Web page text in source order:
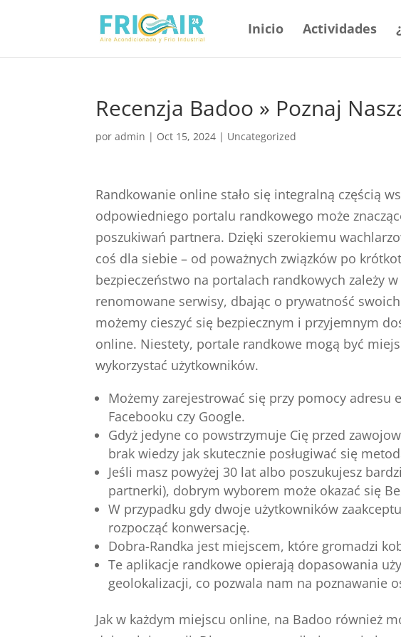
Inicio Actividades
Recenzja Badoo » Poznaj
poradmin | Oct 15, 2024 | Uncategorized
Randkowanie online stało się integralną częścią
odpowiedniego portalu randkowego może
poszukiwań partnera. Dzięki szerokiemu
coś dla siebie – od poważnych związków po
bezpieczeństwo na portalach randkowych zależy
renomowane serwisy, dbając o prywatność
możemy cieszyć się bezpiecznym i przyjemnym
online. Niestety, portale randkowe mogą być
wykorzystać użytkowników.
Możemy zarejestrować się przy pomocy
Facebooku czy Google.
Gdyż jedyne co powstrzymuje Cię przed
brak wiedzy jak skutecznie posługiwać się
Jeśli masz powyżej 30 lat albo poszukujesz
partnerki), dobrym wyborem może okazać się
W przypadku gdy dwoje użytkowników
rozpocząć konwersację.
Dobra-Randka jest miejscem, które gromadzi
Te aplikacje randkowe opierają dopasowania
geolokalizacji, co pozwala nam na poznawanie
Jak w każdym miejscu online, na Badoo również